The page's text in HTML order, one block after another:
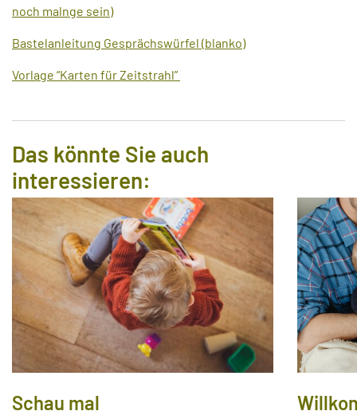
noch malnge sein)
Bastelanleitung Gesprächswürfel (blanko)
Vorlage “Karten für Zeitstrahl”
Das könnte Sie auch
interessieren:
Schau mal